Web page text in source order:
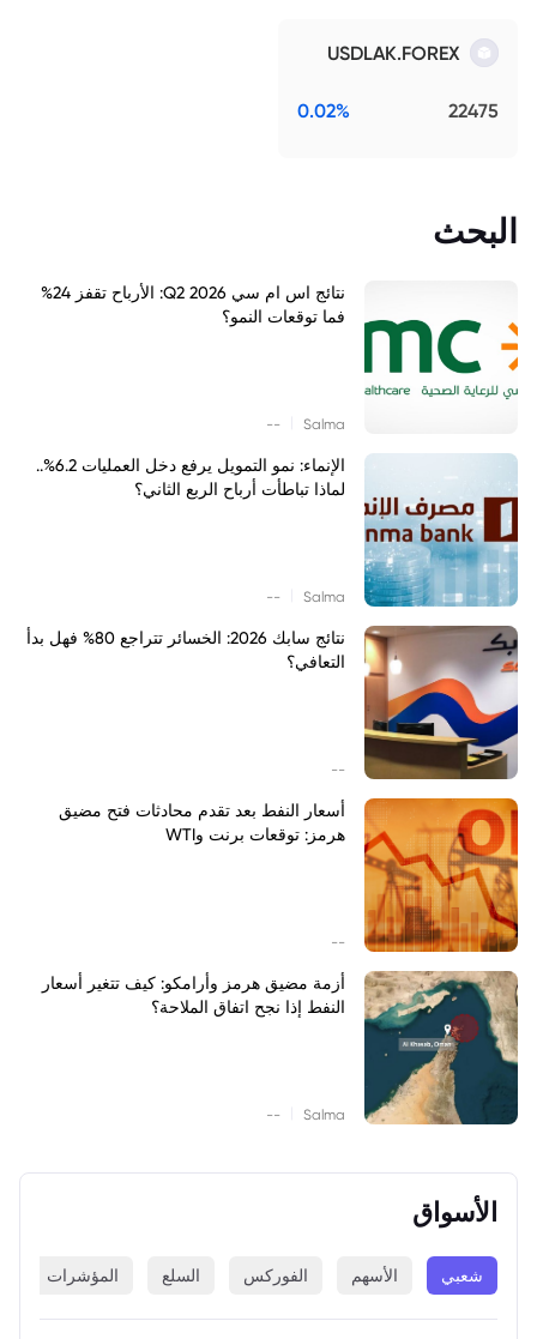
USDLAK.FOREX
22475
0.02%
البحث
نتائج اس ام سي Q2 2026: الأرباح تقفز 24%
فما توقعات النمو؟
Salma
--
الإنماء: نمو التمويل يرفع دخل العمليات 6.2%..
لماذا تباطأت أرباح الربع الثاني؟
Salma
--
نتائج سابك 2026: الخسائر تتراجع 80% فهل بدأ
التعافي؟
--
أسعار النفط بعد تقدم محادثات فتح مضيق
هرمز: توقعات برنت وWTI
--
أزمة مضيق هرمز وأرامكو: كيف تتغير أسعار
النفط إذا نجح اتفاق الملاحة؟
Salma
--
الأسواق
شعبي الأسهم الفوركس السلع المؤشرات